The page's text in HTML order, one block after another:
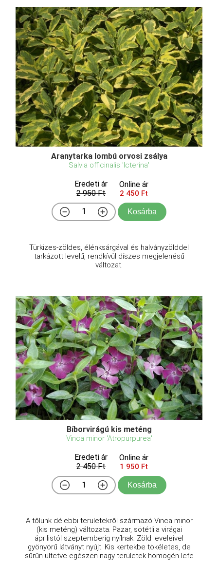
Aranytarka lombú orvosi zsálya
Salvia officinalis 'Icterina'
Eredeti ár
2 950 Ft
Online ár
2 450 Ft
Kosárba
Türkizes-zöldes, élénksárgával és halványzölddel
tarkázott levelű, rendkívül díszes megjelenésű
változat.
Bíborvirágú kis meténg
Vinca minor 'Atropurpurea'
Eredeti ár
2 450 Ft
Online ár
1 950 Ft
Kosárba
A tőlünk délebbi területekről származó Vinca minor
(kis meténg) változata. Pazar, sötétlila virágai
áprilistól szeptemberig nyílnak. Zöld leveleivel
gyönyörű látványt nyújt. Kis kertekbe tökéletes, de
sűrűn ültetve egészen nagy területek homogén lefe